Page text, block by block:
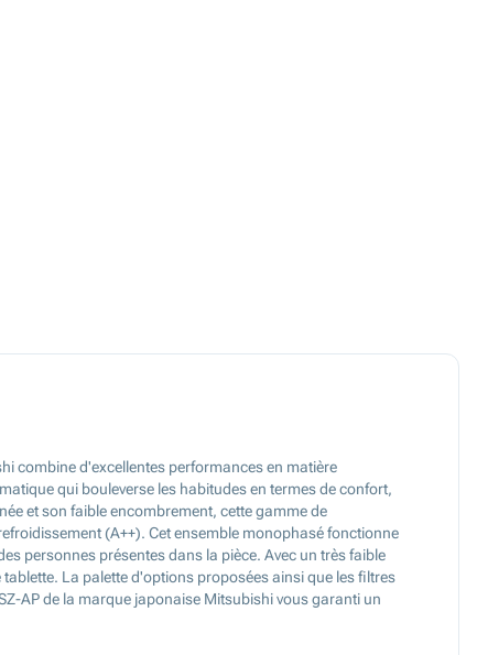
combine d'excellentes performances en matière
qui bouleverse les habitudes en termes de confort,
et son faible encombrement, cette gamme de
(A++). Cet ensemble monophasé fonctionne
personnes présentes dans la pièce. Avec un très faible
La palette d'options proposées ainsi que les filtres
AP de la marque japonaise Mitsubishi vous garanti un